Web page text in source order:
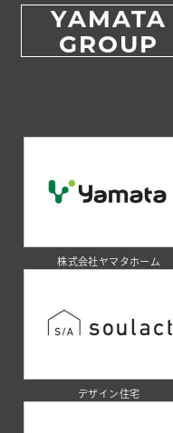
YAMATA
GROUP
株式会社ヤマタホーム
デザイン住宅